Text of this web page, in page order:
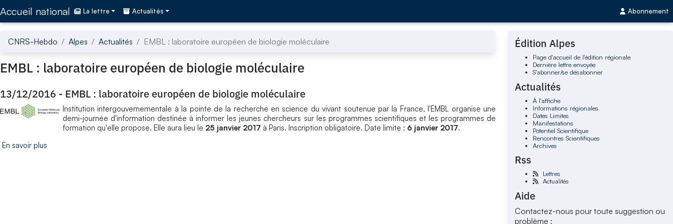
Accueil national La lettre Actualités Abonnement
CNRS-Hebdo Alpes Actualités EMBL : laboratoire européen de biologie moléculaire
EMBL : laboratoire européen de biologie moléculaire
13/12/2016 - EMBL : laboratoire européen de biologie moléculaire
Institution intergouvernementale à la pointe de la recherche en science du vivant soutenue par la France, l'EMBL organise une
demi-journée d'information destinée à informer les jeunes chercheurs sur les programmes scientifiques et les programmes de
formation qu'elle propose. Elle aura lieu le 25 janvier 2017 à Paris. Inscription obligatoire. Date limite : 6 janvier 2017.
En savoir plus
Édition Alpes
Page d'accueil de l'édition régionale
Dernière lettre envoyée
S'abonner/se désabonner
Actualités
À l'affiche
Informations régionales
Dates Limites
Manifestations
Potentiel Scientifique
Rencontres Scientifiques
Archives
Rss
Lettres
Actualités
Aide
Contactez-nous pour toute suggestion ou
problème :